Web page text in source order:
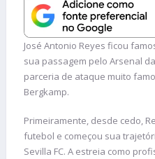
José Antonio Reyes ficou
sua passagem pelo Arsenal
parceria de ataque muito
Bergkamp.
Primeiramente, desde cedo,
futebol e começou sua
Sevilla FC. A estreia como